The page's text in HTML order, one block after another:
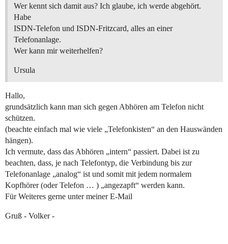
Wer kennt sich damit aus? Ich glaube, ich werde abgehört.
Habe
ISDN-Telefon und ISDN-Fritzcard, alles an einer
Telefonanlage.
Wer kann mir weiterhelfen?
Ursula
Hallo,
grundsätzlich kann man sich gegen Abhören am Telefon nicht
schützen.
(beachte einfach mal wie viele „Telefonkisten“ an den Hauswänden
hängen).
Ich vermute, dass das Abhören „intern“ passiert. Dabei ist zu
beachten, dass, je nach Telefontyp, die Verbindung bis zur
Telefonanlage „analog“ ist und somit mit jedem normalem
Kopfhörer (oder Telefon … ) „angezapft“ werden kann.
Für Weiteres gerne unter meiner E-Mail
Gruß - Volker -